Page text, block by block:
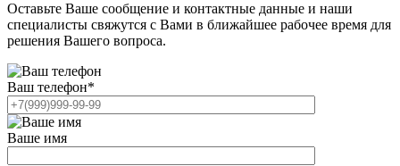
Оставьте Ваше сообщение и контактные данные и наши
специалисты свяжутся с Вами в ближайшее рабочее время для
решения Вашего вопроса.
Ваш телефон*
Ваше имя